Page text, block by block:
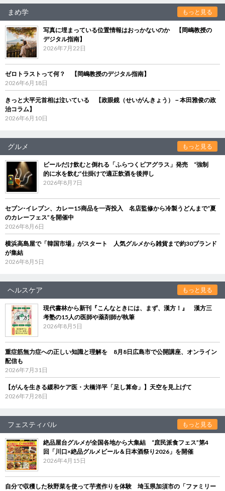
まめ学 もっと見る
写真に埋まっている位置情報はおっかないのか 【岡嶋教授の
デジタル指南】
2026年7月22日
ゼロトラストって何？ 【岡嶋教授のデジタル指南】
2026年6月18日
きっと大平元首相は泣いている 【政眼鏡（せいがんきょう）－本田雅俊の政
治コラム】
2026年6月10日
グルメ もっと見る
ビールだけ飲むと倒れる「ふらつくビアグラス」発売 “強制
的に水を飲む”仕掛けで適正飲酒を後押し
2026年8月7日
セブン‐イレブン、カレー15商品を一斉投入 名店監修から冷製うどんまで“夏
のカレーフェス”を開催中
2026年8月6日
横浜高島屋で「韓国市場」がスタート 人気グルメから雑貨まで約30ブランド
が集結
2026年8月5日
ヘルスケア もっと見る
現代書林から新刊『こんなときには、まず、漢方！』 漢方三
考塾の15人の医師や薬剤師が執筆
2026年8月5日
重症筋無力症への正しい知識と理解を 8月8日広島市で公開講座、オンライン
配信も
2026年7月31日
【がんを生きる緩和ケア医・大橋洋平「足し算命」】天空を見上げて
2026年7月28日
フェスティバル もっと見る
絶品屋台グルメが全国各地から大集結 “庶民派食フェス”第4
回「川口×絶品グルメビール＆日本酒祭り2026」を開催
2026年4月15日
自分で収穫した秋野菜を使って芋煮作りを体験 埼玉県加須市の「ファミリー